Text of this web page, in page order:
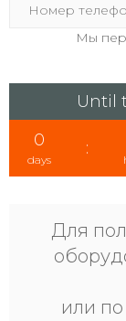
Мы
Until
0
days
:
Для
или по